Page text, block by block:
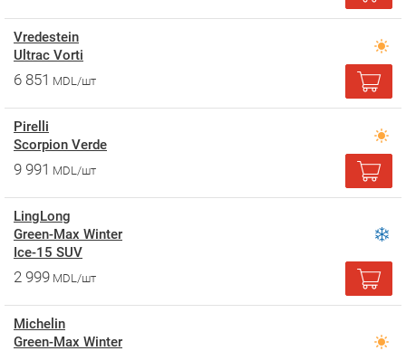
Vredestein
Ultrac Vorti
6 851 MDL/шт
Pirelli
Scorpion Verde
9 991 MDL/шт
LingLong
Green-Max Winter
Ice-15 SUV
2 999 MDL/шт
Michelin
Green-Max Winter